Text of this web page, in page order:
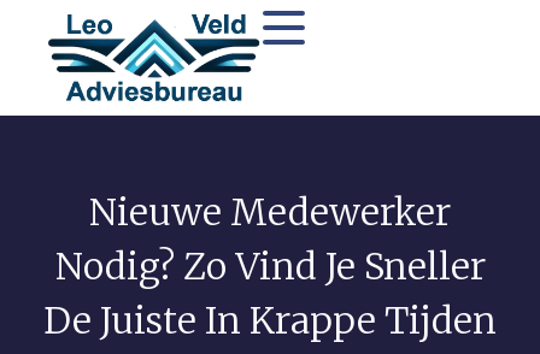
Nieuwe Medewerker
Nodig? Zo Vind Je Sneller
De Juiste In Krappe Tijden